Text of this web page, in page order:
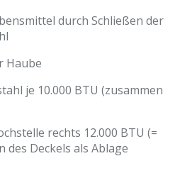
durch Schließen der
Haube
je 10.000 BTU (zusammen
rechts 12.000 BTU (=
des Deckels als Ablage